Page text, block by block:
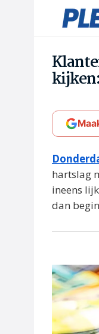
hartslag
ineens
dan